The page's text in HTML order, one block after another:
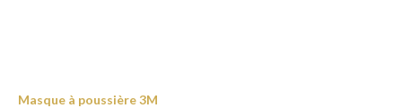
Masque à poussière 3M